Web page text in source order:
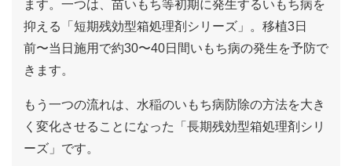
ます。一つは、苗いもち等初期に発生するいもち病を
抑える「短期残効型箱処理剤シリーズ」。移植3日
前〜当日施用で約30〜40日間いもち病の発生を予防で
きます。
もう一つの流れは、水稲のいもち病防除の方法を大き
く変化させることになった「長期残効型箱処理剤シリ
ーズ」です。